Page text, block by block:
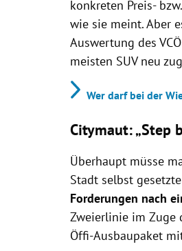
konkreten Preis-
wie sie meint. Aber
Auswertung des
meisten SUV neu
Wer darf bei der
Citymaut: „Step
Überhaupt müsse
Stadt selbst
Forderungen nach
Zweierlinie im Zuge
Öffi-Ausbaupaket